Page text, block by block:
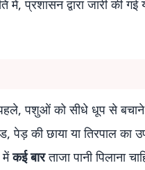
में, प्रशासन द्वारा जारी की गई
पहले, पशुओं को सीधे धूप से
की छाया या तिरपाल का
मेंकई बारताजा पानी पिलाना